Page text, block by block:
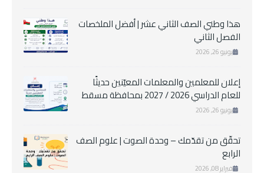
هذا وطني الصف الثاني عشر | أفضل الملخصات
الفصل الثاني
يونيو 26, 2026
إعلان للمعلمين والمعلمات المعيّنين حديثًا
للعام الدراسي 2026 / 2027 بمحافظة مسقط
يونيو 26, 2026
تحقّق من تقدّمك – وحدة الصوت | علوم الصف
الرابع
فبراير 08, 2026